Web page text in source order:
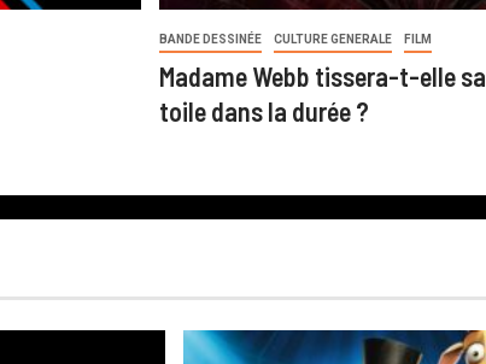
BANDE DESSINÉE CULTURE GENERALE FILM
Madame Webb tissera-t-elle sa
toile dans la durée ?